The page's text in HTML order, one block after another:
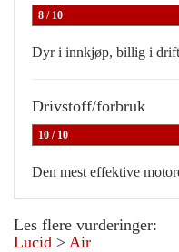
8 / 10
Dyr i innkjøp, billig i
Drivstoff/forbruk
10 / 10
Den mest effektive
Les flere vurderinger:
Lucid > Air